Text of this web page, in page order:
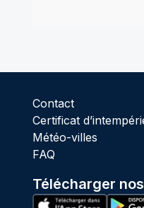
Contact
Certificat
Météo-villes
FAQ
Télécharger